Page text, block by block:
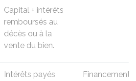
Capital + intérêts
remboursés au
décès ou à la
vente du bien.
Intérêts payés
Financement